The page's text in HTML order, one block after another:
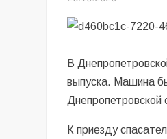
В
выпуска. Машина
Днепропетровской
К приезду